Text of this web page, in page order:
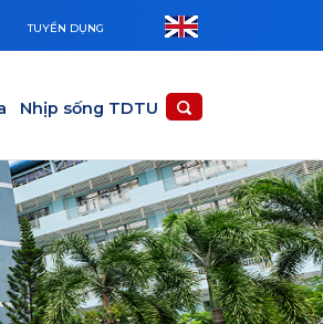
TUYỂN DỤNG
Nhịp sống TDTU